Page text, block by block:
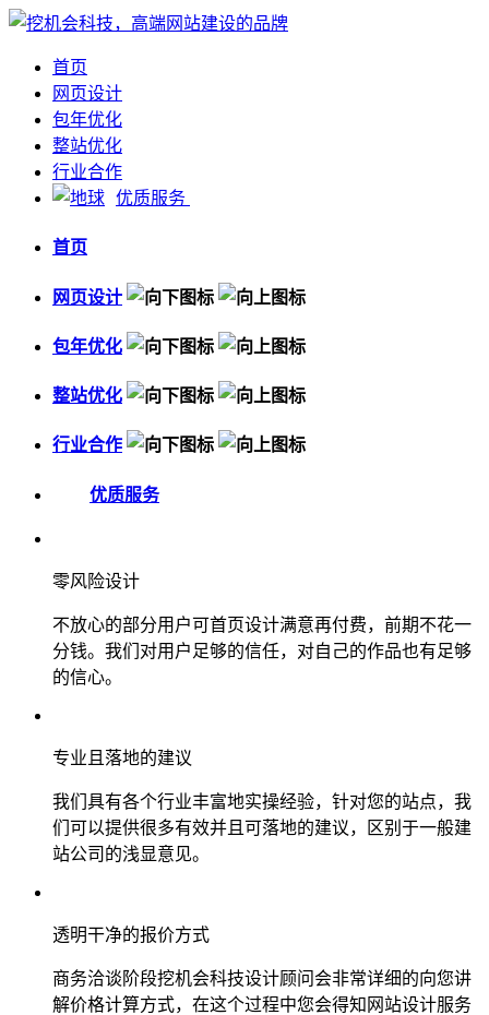
首页
网页设计
包年优化
整站优化
行业合作
优质服务
首页
网页设计
包年优化
整站优化
行业合作
优质服务
零风险设计
不放心的部分用户可首页设计满意再付费，前期不花一
分钱。我们对用户足够的信任，对自己的作品也有足够
的信心。
专业且落地的建议
我们具有各个行业丰富地实操经验，针对您的站点，我
们可以提供很多有效并且可落地的建议，区别于一般建
站公司的浅显意见。
透明干净的报价方式
商务洽谈阶段挖机会科技设计顾问会非常详细的向您讲
解价格计算方式，在这个过程中您会得知网站设计服务